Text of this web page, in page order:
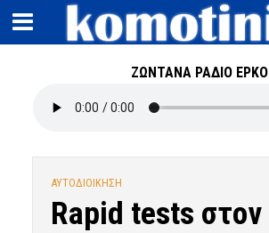
ΖΩΝΤΑΝΑ ΡΑΔΙΟ ΕΡΚΟ
ΑΥΤΟΔΙΟΙΚΗΣΗ
Rapid tests στον